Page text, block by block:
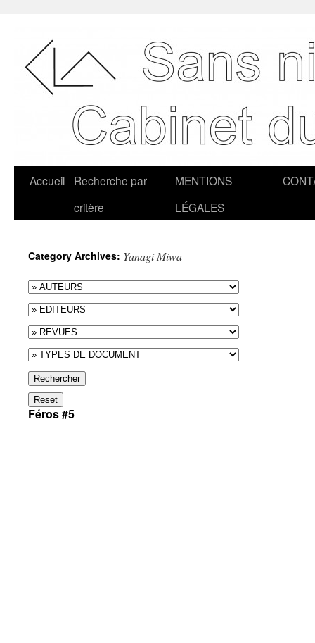
Accueil
Recherche par
critère
MENTIONS
LÉGALES
Category Archives: Yanagi Miwa
Rechercher
Reset
Féros #5